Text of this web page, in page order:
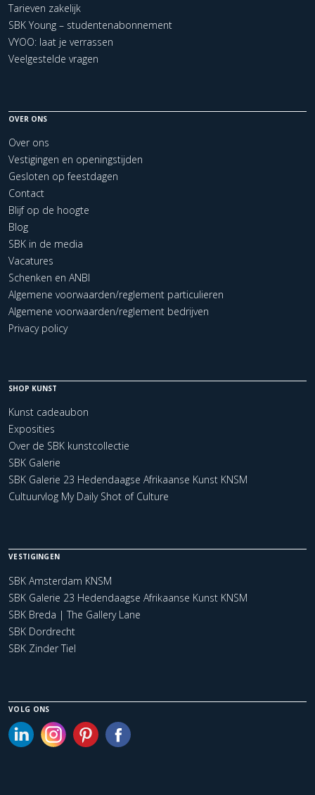
Tarieven zakelijk
SBK Young – studentenabonnement
VYOO: laat je verrassen
Veelgestelde vragen
OVER ONS
Over ons
Vestigingen en openingstijden
Gesloten op feestdagen
Contact
Blijf op de hoogte
Blog
SBK in de media
Vacatures
Schenken en ANBI
Algemene voorwaarden/reglement particulieren
Algemene voorwaarden/reglement bedrijven
Privacy policy
SHOP KUNST
Kunst cadeaubon
Exposities
Over de SBK kunstcollectie
SBK Galerie
SBK Galerie 23 Hedendaagse Afrikaanse Kunst KNSM
Cultuurvlog My Daily Shot of Culture
VESTIGINGEN
SBK Amsterdam KNSM
SBK Galerie 23 Hedendaagse Afrikaanse Kunst KNSM
SBK Breda | The Gallery Lane
SBK Dordrecht
SBK Zinder Tiel
VOLG ONS